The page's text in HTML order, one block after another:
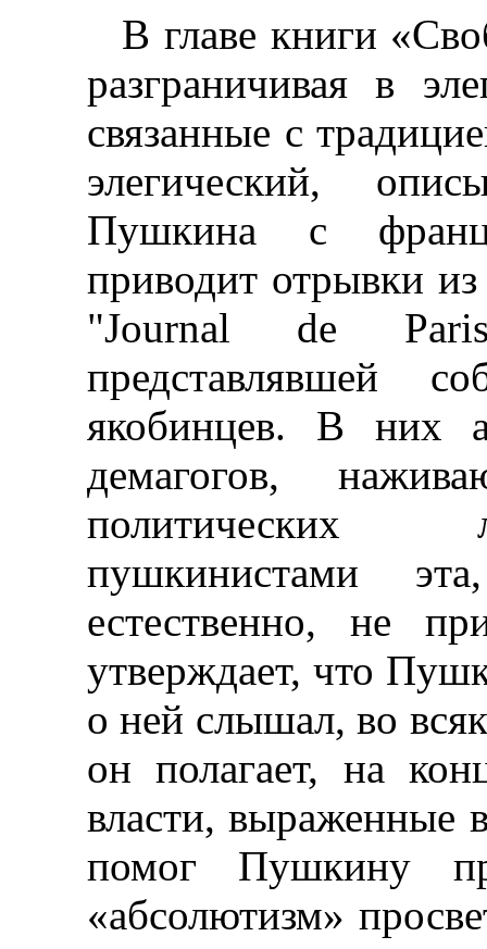
В главе книги
разграничивая в
связанные с
элегический,
Пушкина с
приводит отрывки
"Journal de
представлявшей
якобинцев. В них
демагогов,
политических
пушкинистами
естественно, не
утверждает, что
о ней слышал, во
он полагает, на
власти, выраженные
помог Пушкину
«абсолютизм»